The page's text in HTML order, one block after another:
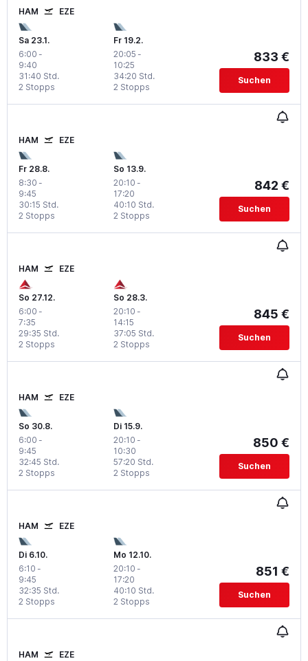
HAM EZE
Sa 23.1.
6:00 -
9:40
2 Stopps
31:40 Std.
Fr 19.2.
20:05 -
10:25
2 Stopps
34:20 Std.
833 €
Suchen
HAM EZE
Fr 28.8.
8:30 -
9:45
2 Stopps
30:15 Std.
So 13.9.
20:10 -
17:20
2 Stopps
40:10 Std.
842 €
Suchen
HAM EZE
So 27.12.
6:00 -
7:35
2 Stopps
29:35 Std.
So 28.3.
20:10 -
14:15
2 Stopps
37:05 Std.
845 €
Suchen
HAM EZE
So 30.8.
6:00 -
9:45
2 Stopps
32:45 Std.
Di 15.9.
20:10 -
10:30
2 Stopps
57:20 Std.
850 €
Suchen
HAM EZE
Di 6.10.
6:10 -
9:45
2 Stopps
32:35 Std.
Mo 12.10.
20:10 -
17:20
2 Stopps
40:10 Std.
851 €
Suchen
HAM EZE